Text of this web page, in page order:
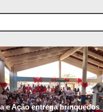
e Ação entrega brinquedos